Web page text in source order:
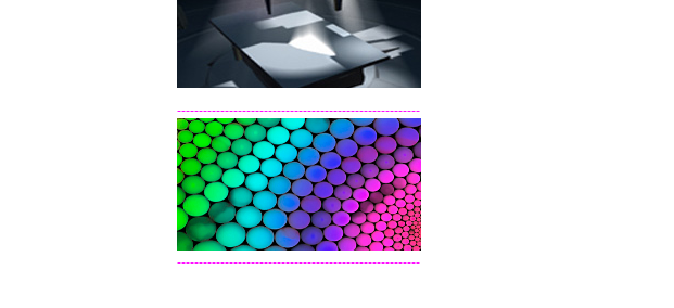
--------------------------------------------------------
--------------------------------------------------------